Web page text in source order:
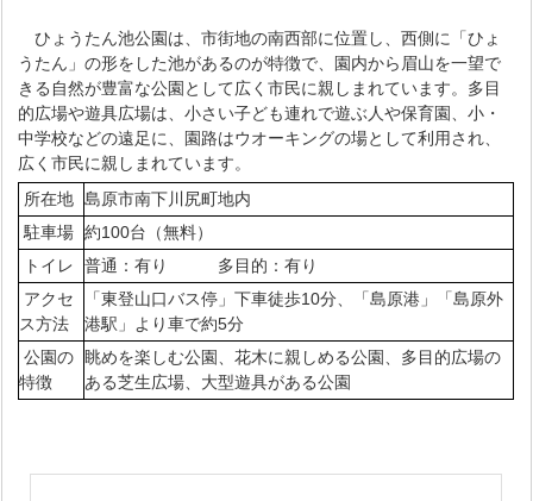
ひょうたん池公園は、市街地の南西部に位置し、西側に「ひょ
うたん」の形をした池があるのが特徴で、園内から眉山を一望で
きる自然が豊富な公園として広く市民に親しまれています。多目
的広場や遊具広場は、小さい子ども連れで遊ぶ人や保育園、小・
中学校などの遠足に、園路はウオーキングの場として利用され、
広く市民に親しまれています。
所在地 島原市南下川尻町地内
駐車場 約100台（無料）
トイレ
普通：有り 多目的：有り
アクセ
ス方法
「東登山口バス停」下車徒歩10分、「島原港」「島原外
港駅」より車で約5分
公園の
特徴
眺めを楽しむ公園、花木に親しめる公園、多目的広場の
ある芝生広場、大型遊具がある公園